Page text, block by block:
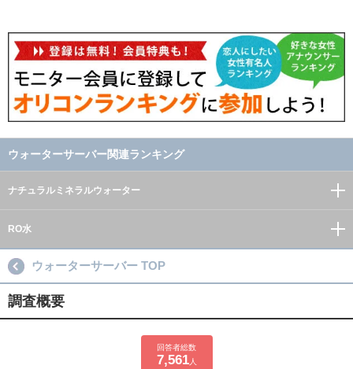
ウォーターサーバー関連ランキング
ナチュラルミネラルウォーター
RO水
ウォーターサーバー TOP
調査概要
回答者総数
7,561人